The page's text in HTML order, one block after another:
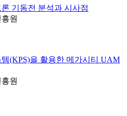
기동전 분석과 시사점
원
(KPS)을 활용한 메가시티 UAM
원